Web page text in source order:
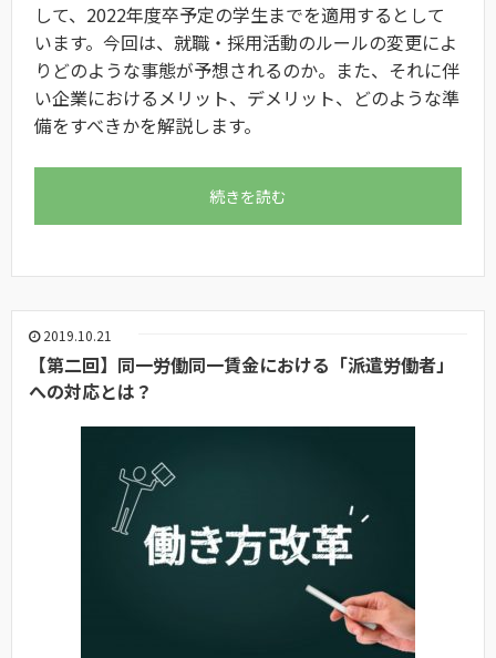
して、2022年度卒予定の学生までを適用するとして
います。今回は、就職・採用活動のルールの変更によ
りどのような事態が予想されるのか。また、それに伴
い企業におけるメリット、デメリット、どのような準
備をすべきかを解説します。
続きを読む
2019.10.21
【第二回】同一労働同一賃金における「派遣労働者」
への対応とは？